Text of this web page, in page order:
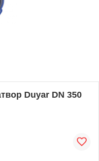
Duyar DN 350